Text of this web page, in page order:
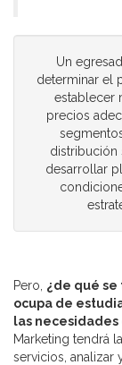
Un
determinar el
establecer
precios
distribución
desarrollar
Pero, ¿de qué
ocupa de
las
Marketing tendrá
servicios, analizar